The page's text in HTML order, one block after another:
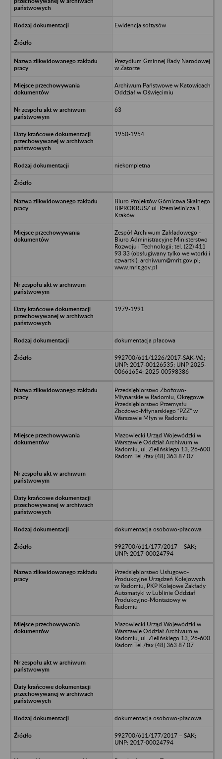
Ewidencja sołtysów
Prezydium Gminnej Rady Narodowej
w Zatorze
Archiwum Państwowe w Katowicach
Oddział w Oświęcimiu
63
1950-1954
niekompletna
Biuro Projektów Górnictwa Skalnego
BIPROKRUSZ ul. Rzemieślnicza 1,
Kraków
Zespół Archiwum Zakładowego -
Biuro Administracyjne Ministerstwo
Rozwoju i Technologii; tel. (22) 411
93 33 (obsługiwany tylko we wtorki i
czwartki); archiwum@mrit.gov.pl;
www.mrit.gov.pl
1979-1991
dokumentacja płacowa
992700/611/1226/2017-SAK-WJ;
UNP: 2017-00126535; UNP 2025-
00661654; 2025-00598386
Przedsiębiorstwo Zbożowo-
Młynarskie w Radomiu, Okręgowe
Przedsiębiorstwo Przemysłu
Zbożowo-Młynarskiego “PZZ” w
Warszawie Młyn w Radomiu
Mazowiecki Urząd Wojewódzki w
Warszawie Oddział Archiwum w
Radomiu, ul. Zielińskiego 13; 26-600
Radom Tel./fax (48) 363 87 07
dokumentacja osobowo-płacowa
992700/611/177/2017 – SAK;
UNP: 2017-00024794
Przedsiębiorstwo Usługowo-
Produkcyjne Urządzeń Kolejowych
w Radomiu, PKP Kolejowe Zakłady
Automatyki w Lublinie Oddział
Produkcyjno-Montażowy w
Radomiu
Mazowiecki Urząd Wojewódzki w
Warszawie Oddział Archiwum w
Radomiu, ul. Zielińskiego 13; 26-600
Radom Tel./fax (48) 363 87 07
dokumentacja osobowo-płacowa
992700/611/177/2017 – SAK;
UNP: 2017-00024794